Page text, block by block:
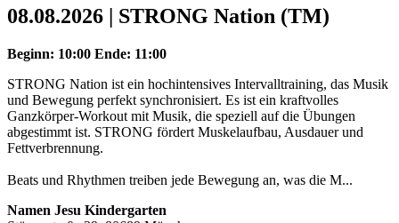
08.08.2026 | STRONG Nation (TM)
Beginn: 10:00 Ende: 11:00
STRONG Nation ist ein hochintensives Intervalltraining, das Musik
und Bewegung perfekt synchronisiert. Es ist ein kraftvolles
Ganzkörper-Workout mit Musik, die speziell auf die Übungen
abgestimmt ist. STRONG fördert Muskelaufbau, Ausdauer und
Fettverbrennung.
Beats und Rhythmen treiben jede Bewegung an, was die M...
Namen Jesu Kindergarten